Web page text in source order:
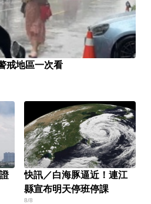
戒地區一次看
快訊／白海豚逼近！連江
縣宣布明天停班停課
8/8